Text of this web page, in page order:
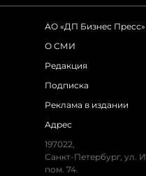
АО «ДП Бизнес Пресс»
О СМИ
Редакция
Подписка
Реклама в издании
Адрес
197022,
Санкт-Петербург, ул.
пом. 74.